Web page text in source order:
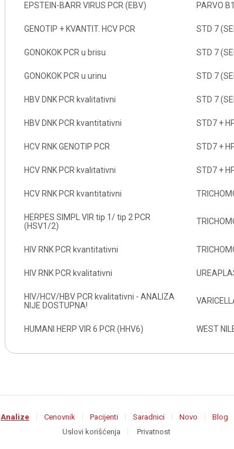
EPSTEIN-BARR VIRUS PCR (EBV) PARVO
GENOTIP + KVANTIT. HCV PCR STD 7
GONOKOK PCR u brisu STD 7
GONOKOK PCR u urinu STD 7
HBV DNK PCR kvalitativni STD 7
HBV DNK PCR kvantitativni STD7 +
HCV RNK GENOTIP PCR STD7 +
HCV RNK PCR kvalitativni STD7 +
HCV RNK PCR kvantitativni
HERPES SIMPL VIR tip 1/ tip 2 PCR
(HSV1/2)
HIV RNK PCR kvantitativni
HIV RNK PCR kvalitativni
HIV/HCV/HBV PCR kvalitativni - ANALIZA
NIJE DOSTUPNA!
HUMANI HERP VIR 6 PCR (HHV6) WEST
Analize Cenovnik Pacijenti Saradnici Novo Blog
Uslovi korišćenja
Privatnost